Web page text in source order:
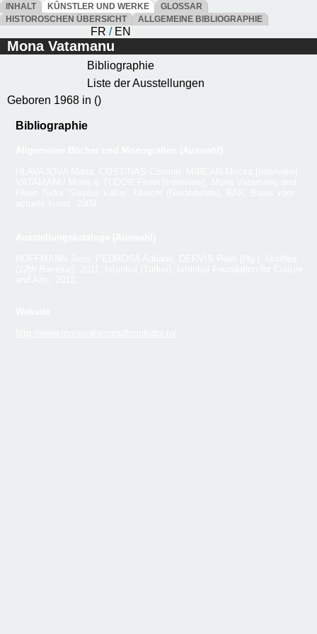
INHALT KÛNSTLER UND WERKE
GLOSSAR
HISTOROSCHEN ÜBERSICHT
ALLGEMEINE BIBLIOGRAPHIE
FR / EN
Mona Vatamanu